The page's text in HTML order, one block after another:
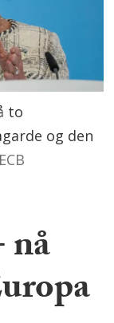
to
og den
nå